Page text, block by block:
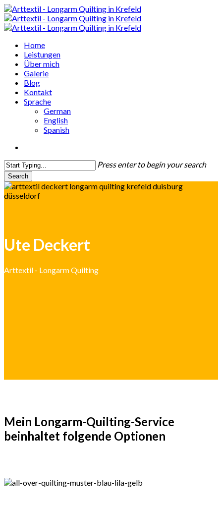
Skip
to
main
search
Menu
Home
Leistungen
Über mich
Galerie
Blog
Kontakt
Sprache
German
English
Spanish
Press enter to begin your search
Search
Close
Search
Ute Deckert
Arttextil - Longarm Quilting
Mein Longarm-Quilting-Service
beinhaltet folgende Optionen